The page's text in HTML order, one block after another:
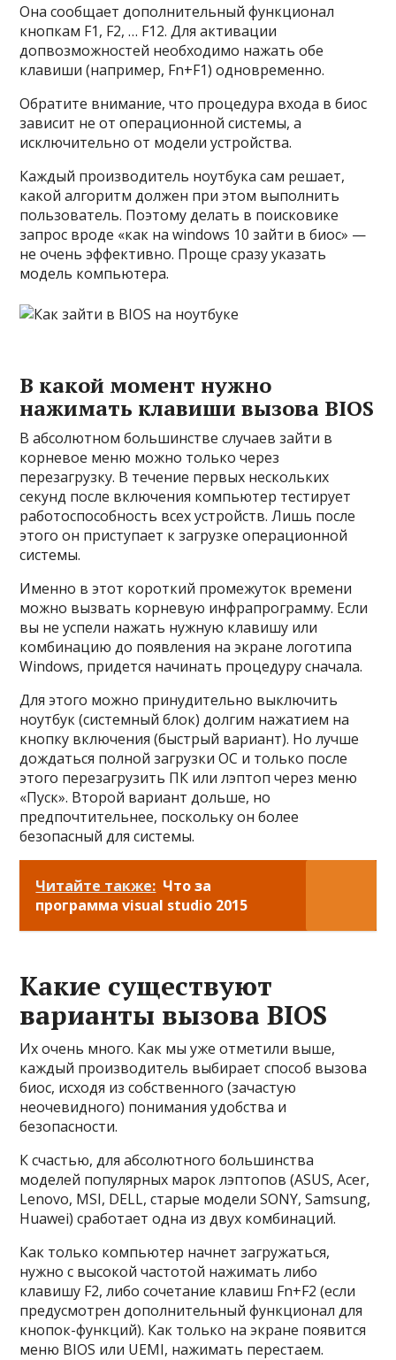
Она сообщает дополнительный функционал
кнопкам F1, F2, … F12. Для активации
допвозможностей необходимо нажать обе
клавиши (например, Fn+F1) одновременно.
Обратите внимание, что процедура входа в биос
зависит не от операционной системы, а
исключительно от модели устройства.
Каждый производитель ноутбука сам решает,
какой алгоритм должен при этом выполнить
пользователь. Поэтому делать в поисковике
запрос вроде «как на windows 10 зайти в биос» —
не очень эффективно. Проще сразу указать
модель компьютера.
В какой момент нужно
нажимать клавиши вызова BIOS
В абсолютном большинстве случаев зайти в
корневое меню можно только через
перезагрузку. В течение первых нескольких
секунд после включения компьютер тестирует
работоспособность всех устройств. Лишь после
этого он приступает к загрузке операционной
системы.
Именно в этот короткий промежуток времени
можно вызвать корневую инфрапрограмму. Если
вы не успели нажать нужную клавишу или
комбинацию до появления на экране логотипа
Windows, придется начинать процедуру сначала.
Для этого можно принудительно выключить
ноутбук (системный блок) долгим нажатием на
кнопку включения (быстрый вариант). Но лучше
дождаться полной загрузки ОС и только после
этого перезагрузить ПК или лэптоп через меню
«Пуск». Второй вариант дольше, но
предпочтительнее, поскольку он более
безопасный для системы.
Читайте также: Что за
программа visual studio 2015
Какие существуют
варианты вызова BIOS
Их очень много. Как мы уже отметили выше,
каждый производитель выбирает способ вызова
биос, исходя из собственного (зачастую
неочевидного) понимания удобства и
безопасности.
К счастью, для абсолютного большинства
моделей популярных марок лэптопов (ASUS, Acer,
Lenovo, MSI, DELL, старые модели SONY, Samsung,
Huawei) сработает одна из двух комбинаций.
Как только компьютер начнет загружаться,
нужно с высокой частотой нажимать либо
клавишу F2, либо сочетание клавиш Fn+F2 (если
предусмотрен дополнительный функционал для
кнопок-функций). Как только на экране появится
меню BIOS или UEMI, нажимать перестаем.